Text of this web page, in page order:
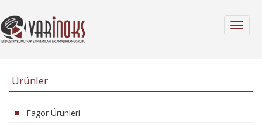
MENÜ
Ürünler
Fagor Ürünleri